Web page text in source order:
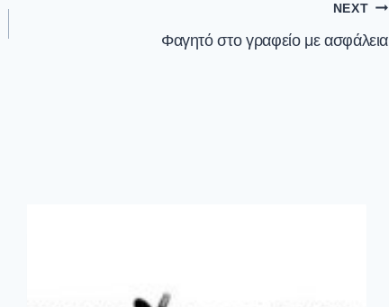
NEXT
Φαγητό στο γραφείο με ασφάλεια